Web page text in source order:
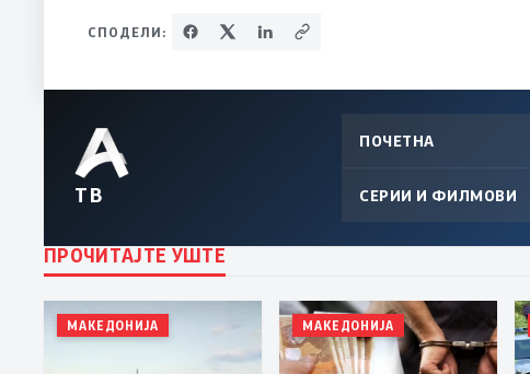
СПОДЕЛИ:
ТВ
ПОЧЕТНА
СЕРИИ И ФИЛМОВИ
ПРОЧИТАЈТЕ УШТЕ
МАКЕДОНИЈА МАКЕДОНИЈА